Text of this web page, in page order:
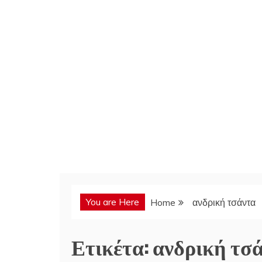
You are Here Home ανδρική τσάντα
Ετικέτα:ανδρική